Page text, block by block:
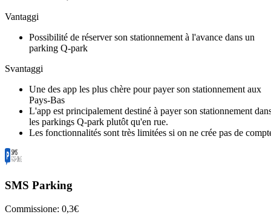
Vantaggi
Possibilité de réserver son stationnement à l'avance dans un
parking Q-park
Svantaggi
Une des app les plus chère pour payer son stationnement aux
Pays-Bas
L'app est principalement destiné à payer son stationnement
les parkings Q-park plutôt qu'en rue.
Les fonctionnalités sont très limitées si on ne crée pas de
SMS Parking
Commissione: 0,3€